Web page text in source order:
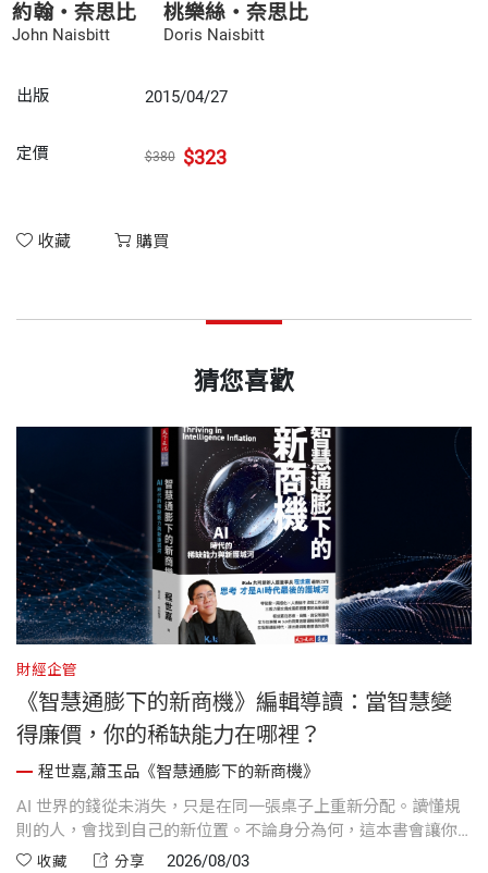
約翰・奈思比
John Naisbitt
桃樂絲・奈思比
Doris Naisbitt
出版 2015/04/27
定價 $380 $323
收藏 購買
猜您喜歡
財經企管
《智慧通膨下的新商機》編輯導讀：當智慧變
得廉價，你的稀缺能力在哪裡？
程世嘉,蕭玉品《智慧通膨下的新商機》
AI 世界的錢從未消失，只是在同一張桌子上重新分配。讀懂規
則的人，會找到自己的新位置。不論身分為何，這本書會讓你
看清如何在這場智慧通膨的浪潮裡，準備好用什麼能力讓自己
收藏 分享 2026/08/03